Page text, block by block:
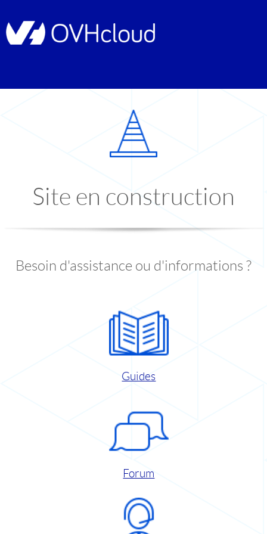
Site en construction
Besoin d'assistance ou d'informations ?
Guides
Forum